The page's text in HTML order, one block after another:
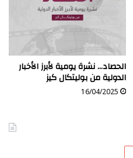
الحصاد… نشرة يومية لأبرز الأخبار
الدولية من بوليتكال كيز
16/04/2025